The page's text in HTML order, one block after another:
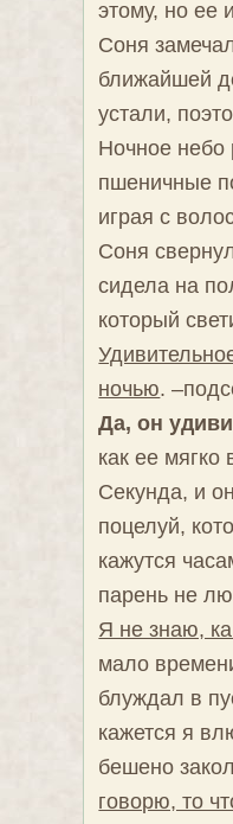
этому, но ее
Соня
ближайшей
устали,
Ночное небо
пшеничные
играя с
Соня
сидела на
который
ночью.
Да, он
как ее мягко
Секунда, и
поцелуй,
кажутся
парень не
Я не знаю,
мало
блуждал в
кажется я
бешено
говорю, то